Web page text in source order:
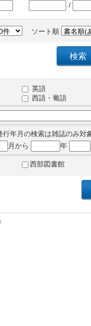
/
ソート順
英語
西語・葡語
年月の検索は雑誌のみ対
月から 年
西部図書館